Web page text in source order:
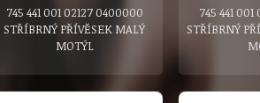
745 441 001 02127 0400000
STŘÍBRNÝ PŘÍVĚSEK MALÝ
MOTÝL
745 441
STŘÍBRNÝ